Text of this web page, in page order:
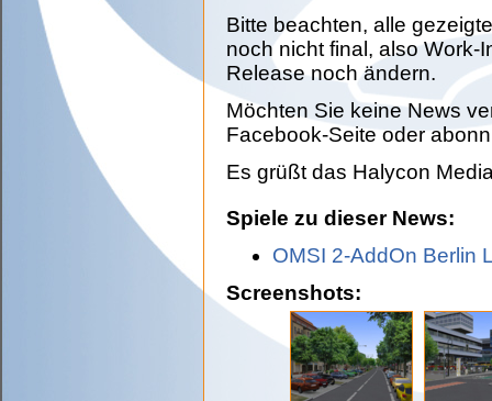
Bitte beachten, alle
noch nicht final, also
Release noch ändern.
Möchten Sie keine News
Facebook-Seite oder
Es grüßt das Halycon
Spiele zu dieser News:
OMSI 2-AddOn Berlin
Screenshots: